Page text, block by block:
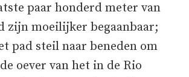
paar honderd meter van
zijn moeilijker begaanbaar;
pad steil naar beneden om
oever van het in de Rio